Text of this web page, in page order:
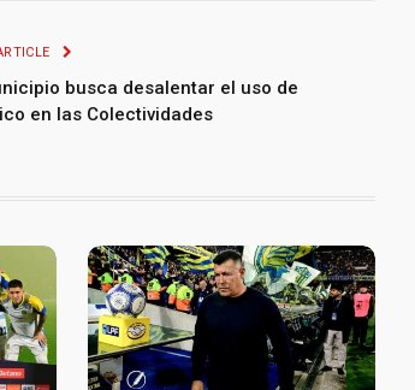
busca desalentar el uso de
en las Colectividades